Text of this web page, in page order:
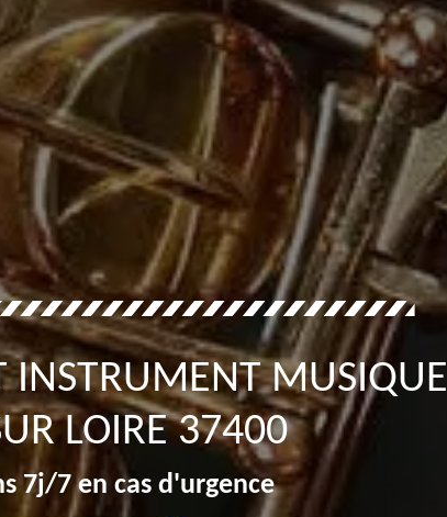
INSTRUMENT MUSIQUE
LOIRE 37400
7j/7 en cas d'urgence